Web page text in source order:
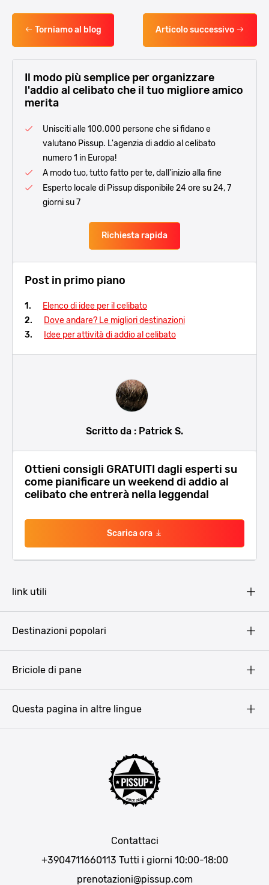
Torniamo al blog Articolo successivo
Il modo più semplice per organizzare
l'addio al celibato che il tuo migliore amico
merita
Unisciti alle 100.000 persone che si fidano e
valutano Pissup. L'agenzia di addio al celibato
numero 1 in Europa!
A modo tuo, tutto fatto per te, dall'inizio alla fine
Esperto locale di Pissup disponibile 24 ore su 24, 7
giorni su 7
Richiesta rapida
Post in primo piano
Elenco di idee per il celibato
Dove andare? Le migliori destinazioni
Idee per attività di addio al celibato
Scritto da : Patrick S.
Ottieni consigli GRATUITI dagli esperti su
come pianificare un weekend di addio al
celibato che entrerà nella leggenda!
Scarica ora
link utili
Destinazioni popolari
Bucarest
Briciole di pane
Contattaci
+3904711660113 Tutti i giorni 10:00-18:00
prenotazioni@pissup.com
Questa pagina in altre lingue